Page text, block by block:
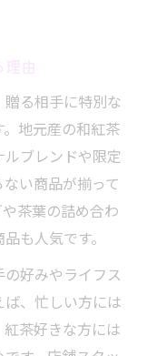
る相手に特別な
地元産の和紅茶
ブレンドや限定
い商品が揃って
茶葉の詰め合わ
も人気です。
好みやライフス
、忙しい方には
茶好きな方には